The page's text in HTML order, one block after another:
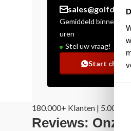
Gemiddeld binnen
uren
Stel uw vraag!
Start chat
180.000+ Klanten | 5.000+
Reviews: Onze